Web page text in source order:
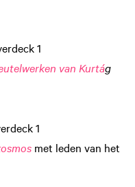
1
van Kurtág
1
met leden van het